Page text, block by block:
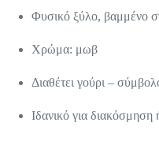
Φυσικό ξύλο, βαμμένο
Χρώμα: μωβ
Διαθέτει γούρι –
Ιδανικό για